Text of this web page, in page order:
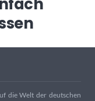
die Welt der deutschen